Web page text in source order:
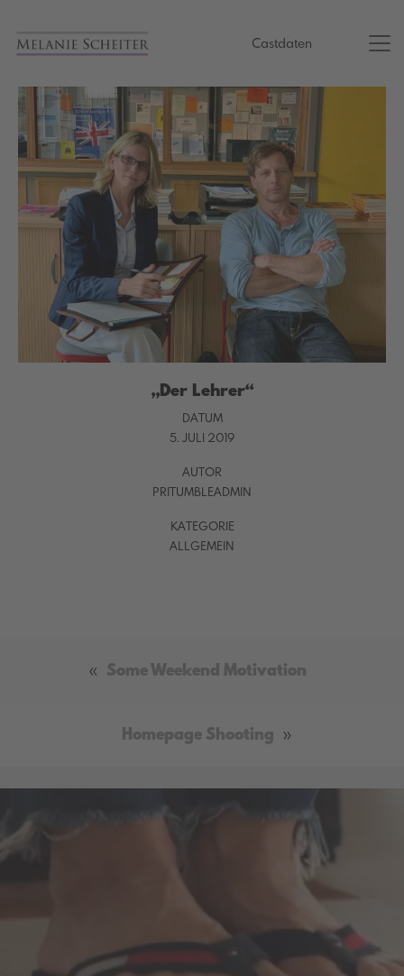
Castdaten
„Der Lehrer“
DATUM
5. JULI 2019
AUTOR
PRITUMBLEADMIN
KATEGORIE
ALLGEMEIN
« Some Weekend Motivation
Homepage Shooting »